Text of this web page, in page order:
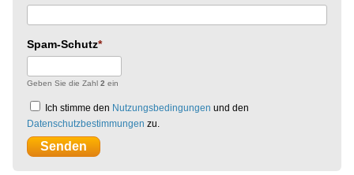
Spam-Schutz
Geben Sie die Zahl 2 ein
Ich stimme den Nutzungsbedingungen und den
Datenschutzbestimmungen zu.